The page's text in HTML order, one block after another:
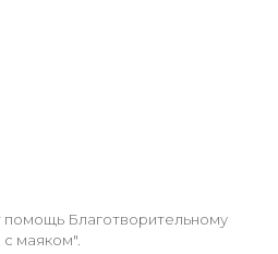
Благотворительному
маяком".